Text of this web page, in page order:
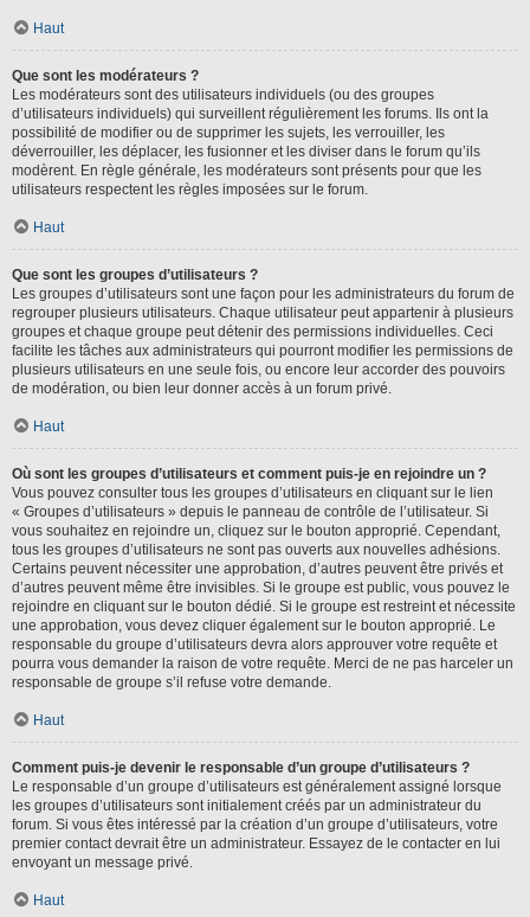
Haut
Que sont les modérateurs ?
Les modérateurs sont des utilisateurs individuels (ou des groupes
d’utilisateurs individuels) qui surveillent régulièrement les forums. Ils ont la
possibilité de modifier ou de supprimer les sujets, les verrouiller, les
déverrouiller, les déplacer, les fusionner et les diviser dans le forum qu’ils
modèrent. En règle générale, les modérateurs sont présents pour que les
utilisateurs respectent les règles imposées sur le forum.
Haut
Que sont les groupes d’utilisateurs ?
Les groupes d’utilisateurs sont une façon pour les administrateurs du forum de
regrouper plusieurs utilisateurs. Chaque utilisateur peut appartenir à plusieurs
groupes et chaque groupe peut détenir des permissions individuelles. Ceci
facilite les tâches aux administrateurs qui pourront modifier les permissions de
plusieurs utilisateurs en une seule fois, ou encore leur accorder des pouvoirs
de modération, ou bien leur donner accès à un forum privé.
Haut
Où sont les groupes d’utilisateurs et comment puis-je en rejoindre un ?
Vous pouvez consulter tous les groupes d’utilisateurs en cliquant sur le lien
« Groupes d’utilisateurs » depuis le panneau de contrôle de l’utilisateur. Si
vous souhaitez en rejoindre un, cliquez sur le bouton approprié. Cependant,
tous les groupes d’utilisateurs ne sont pas ouverts aux nouvelles adhésions.
Certains peuvent nécessiter une approbation, d’autres peuvent être privés et
d’autres peuvent même être invisibles. Si le groupe est public, vous pouvez le
rejoindre en cliquant sur le bouton dédié. Si le groupe est restreint et nécessite
une approbation, vous devez cliquer également sur le bouton approprié. Le
responsable du groupe d’utilisateurs devra alors approuver votre requête et
pourra vous demander la raison de votre requête. Merci de ne pas harceler un
responsable de groupe s’il refuse votre demande.
Haut
Comment puis-je devenir le responsable d’un groupe d’utilisateurs ?
Le responsable d’un groupe d’utilisateurs est généralement assigné lorsque
les groupes d’utilisateurs sont initialement créés par un administrateur du
forum. Si vous êtes intéressé par la création d’un groupe d’utilisateurs, votre
premier contact devrait être un administrateur. Essayez de le contacter en lui
envoyant un message privé.
Haut